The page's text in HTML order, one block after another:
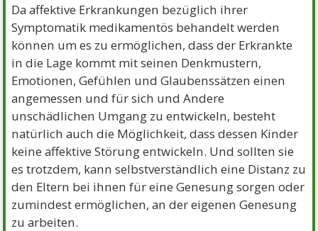
Da affektive Erkrankungen bezüglich ihrer
Symptomatik medikamentös behandelt werden
können um es zu ermöglichen, dass der Erkrankte
in die Lage kommt mit seinen Denkmustern,
Emotionen, Gefühlen und Glaubenssätzen einen
angemessen und für sich und Andere
unschädlichen Umgang zu entwickeln, besteht
natürlich auch die Möglichkeit, dass dessen Kinder
keine affektive Störung entwickeln. Und sollten sie
es trotzdem, kann selbstverständlich eine Distanz zu
den Eltern bei ihnen für eine Genesung sorgen oder
zumindest ermöglichen, an der eigenen Genesung
zu arbeiten.